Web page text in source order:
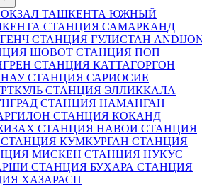
ТАШКЕНТА ЮЖНЫЙ
СТАНЦИЯ САМАРКАНД
СТАНЦИЯ ГУЛИСТАН
ШОВОТ СТАНЦИЯ ПОП
СТАНЦИЯ КАТТАГОРГОН
СТАНЦИЯ САРИОСИЕ
СТАНЦИЯ ЭЛЛИККАЛА
СТАНЦИЯ НАМАНГАН
СТАНЦИЯ КОКАНД
СТАНЦИЯ НАВОИ СТАНЦИЯ
СТАНЦИЯ КУМКУРГАН СТАНЦИЯ
МИСКЕН СТАНЦИЯ НУКУС
СТАНЦИЯ БУХАРА СТАНЦИЯ
ХАЗАРАСП